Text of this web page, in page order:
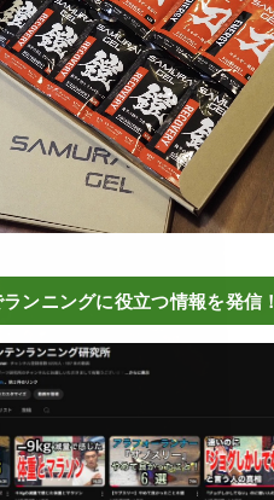
ランニングに役立つ情報を発信！